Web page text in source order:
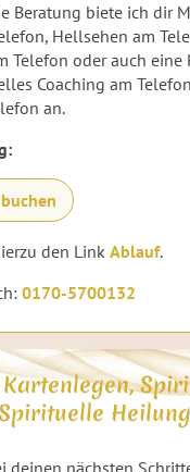
Beratung biete ich dir
Hellsehen am
Telefon oder auch eine
Coaching am
an.
den LinkAblauf.
0170-5700132
deinen nächsten